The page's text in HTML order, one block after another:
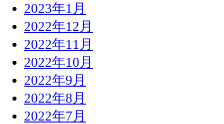
2023年1月
2022年12月
2022年11月
2022年10月
2022年9月
2022年8月
2022年7月